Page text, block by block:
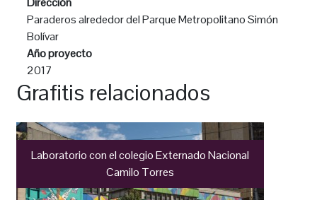
Paraderos alrededor del Parque Metropolitano Simón
Bolívar
Año proyecto
2017
Grafitis relacionados
Laboratorio con el colegio Externado Nacional
Camilo Torres